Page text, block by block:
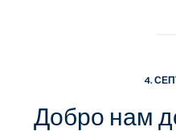
4.
Добро нам